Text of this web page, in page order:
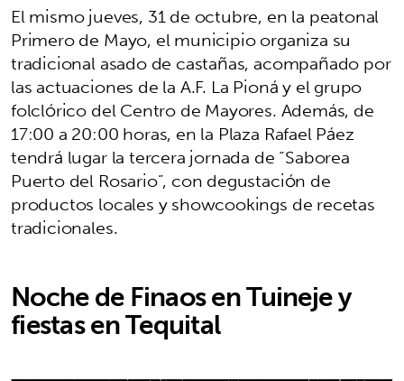
El mismo jueves, 31 de octubre, en la peatonal
Primero de Mayo, el municipio organiza su
tradicional asado de castañas, acompañado por
las actuaciones de la A.F. La Pioná y el grupo
folclórico del Centro de Mayores. Además, de
17:00 a 20:00 horas, en la Plaza Rafael Páez
tendrá lugar la tercera jornada de “Saborea
Puerto del Rosario”, con degustación de
productos locales y showcookings de recetas
tradicionales.
Noche de Finaos en Tuineje y
fiestas en Tequital